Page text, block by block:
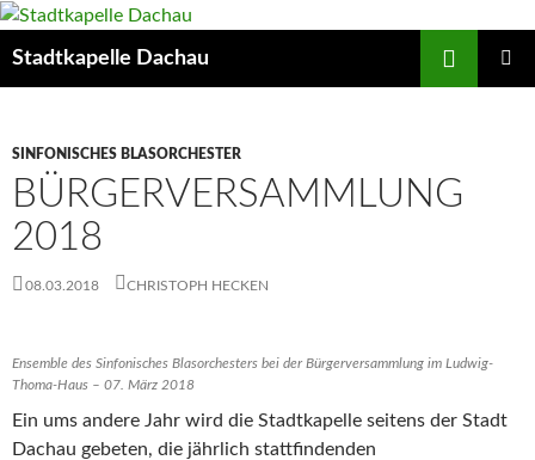
Zum
springen
Stadtkapelle Dachau
SINFONISCHES BLASORCHESTER
BÜRGERVERSAMMLUNG
2018
08.03.2018 CHRISTOPH HECKEN
Ensemble des Sinfonisches Blasorchesters bei der Bürgerversammlung im Ludwig-
Thoma-Haus – 07. März 2018
Ein ums andere Jahr wird die Stadtkapelle seitens der Stadt
Dachau gebeten, die jährlich stattfindenden